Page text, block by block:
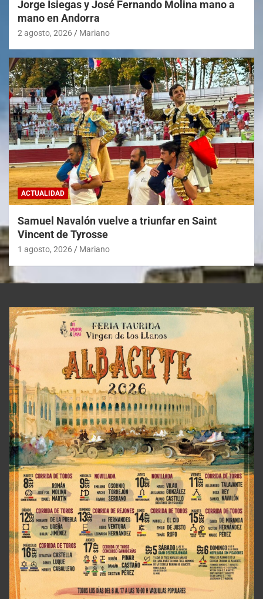
Jorge Isiegas y José Fernando Molina mano a
mano en Andorra
2 agosto, 2026 Mariano
ACTUALIDAD
Samuel Navalón vuelve a triunfar en Saint
Vincent de Tyrosse
1 agosto, 2026 Mariano